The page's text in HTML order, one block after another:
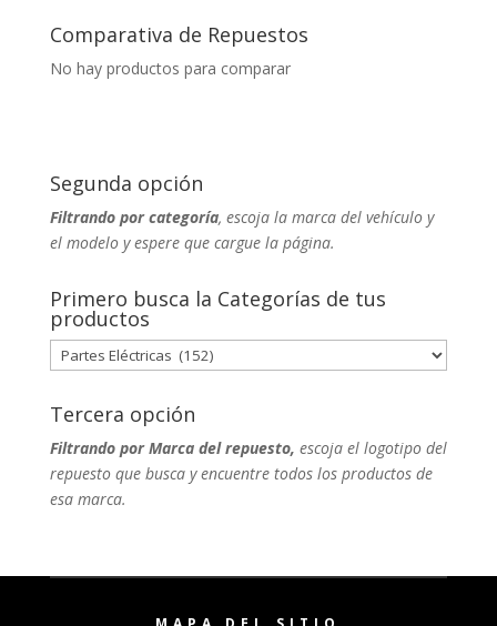
Comparativa de Repuestos
No hay productos para comparar
Segunda opción
Filtrando por categoría, escoja la marca del vehículo y
el modelo y espere que cargue la página.
Primero busca la Categorías de tus
productos
Tercera opción
Filtrando por Marca del repuesto, escoja el logotipo del
repuesto que busca y encuentre todos los productos de
esa marca.